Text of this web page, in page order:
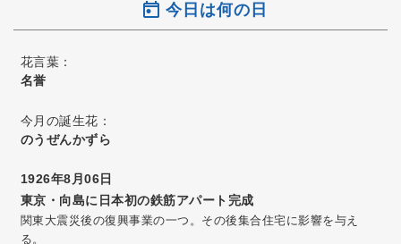
今日は何の日
花言葉：
名誉
今月の誕生花：
のうぜんかずら
1926年8月06日
東京・向島に日本初の鉄筋アパート完成
関東大震災後の復興事業の一つ。その後集合住宅に影響を与え
る。